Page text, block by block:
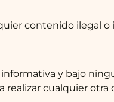
contenido ilegal
y bajo
cualquier